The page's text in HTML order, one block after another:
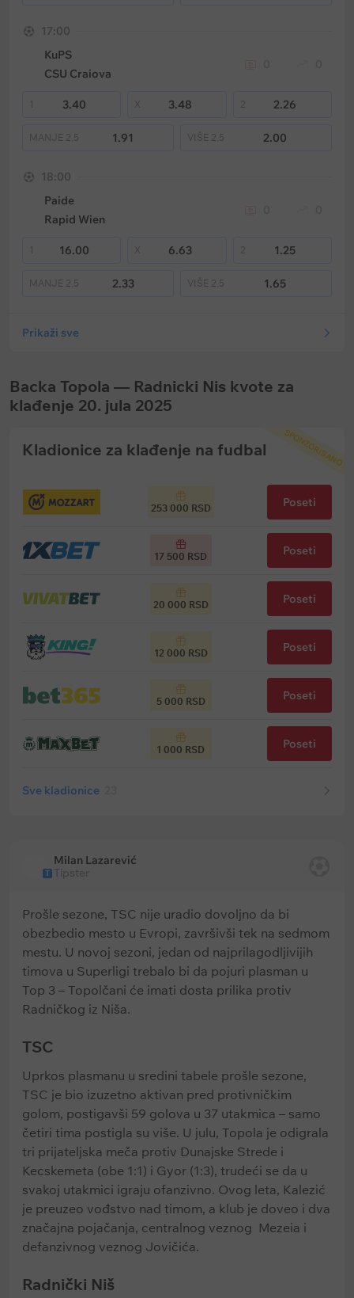
17:00
KuPS
CSU Craiova
1 3.40 3.48 2 2.26
MANJE 2.5 1.91 VIŠE 2.5 2.00
18:00
Paide
Rapid Wien
1 16.00 6.63 2 1.25
MANJE 2.5 2.33 VIŠE 2.5 1.65
Prikaži sve
Backa Topola — Radnicki Nis kvote za
klađenje 20. jula 2025
SPONZORISANO
Kladionice za klađenje na fudbal
253 000 RSD Poseti
17 500 RSD Poseti
20 000 RSD Poseti
12 000 RSD Poseti
5 000 RSD Poseti
1 000 RSD Poseti
Sve kladionice
T
Milan Lazarević
Tipster
Prošle sezone, TSC nije uradio dovoljno da bi
obezbedio mesto u Evropi, završivši tek na sedmom
mestu. U novoj sezoni, jedan od najprilagodljivijih
timova u Superligi trebalo bi da pojuri plasman u
Top 3 – Topolčani će imati dosta prilika protiv
Radničkog iz Niša.
TSC
Uprkos plasmanu u sredini tabele prošle sezone,
TSC je bio izuzetno aktivan pred protivničkim
golom, postigavši 59 golova u 37 utakmica – samo
četiri tima postigla su više. U julu, Topola je odigrala
tri prijateljska meča protiv Dunajske Strede i
Kecskemeta (obe 1:1) i Gyor (1:3), trudeći se da u
svakoj utakmici igraju ofanzivno. Ovog leta, Kalezić
je preuzeo vođstvo nad timom, a klub je doveo i dva
značajna pojačanja, centralnog veznog Mezeia i
defanzivnog veznog Jovičića.
Radnički Niš